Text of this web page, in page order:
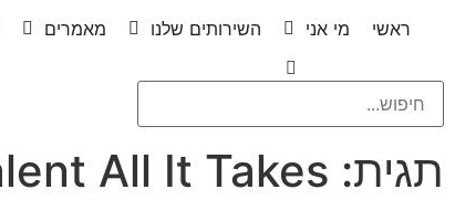
ראשי מי אני השירותים שלנו מאמרים
תגית: Is Talent All It Takes